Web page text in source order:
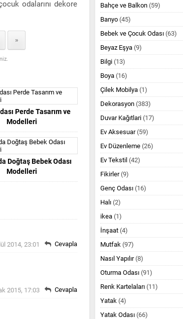
odalarını dekore
»
Perde Tasarım ve
Modelleri
Doğtaş Bebek Odası
Modelleri
2014, 23:01 Cevapla
2015, 17:03 Cevapla
Bahçe ve Balkon (59)
Banyo (45)
Bebek ve Çocuk Odası (63)
Beyaz Eşya (9)
Bilgi (13)
Boya (16)
Çilek Mobilya (1)
Dekorasyon (383)
Duvar Kağıtlari (17)
Ev Aksesuar(59)
Ev Düzenleme (26)
Ev Tekstil (42)
Fikirler(9)
Genç Odası (16)
Halı (2)
ikea (1)
İnşaat (4)
Mutfak (97)
Nasıl Yapılır(8)
Oturma Odası (91)
Renk Kartelaları (11)
Yatak (4)
Yatak Odası (66)